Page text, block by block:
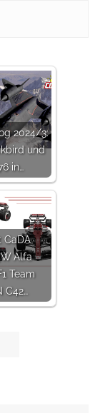
2024/3:
und
in…
CaDA
Alfa
Team
C42…